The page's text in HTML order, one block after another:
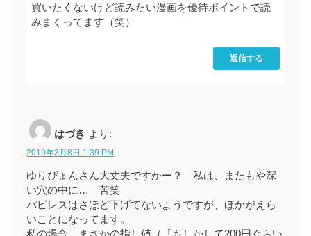
買いたくないけど読みたい漫画を優待ポイントで読
みまくってます（笑）
返信する
はづき より:
2019年3月8日 1:39 PM
ゆりぴょんさん大丈夫ですかー？ 私は、またもや深
い穴の中に… 苦笑
パピレスはさほど下げてないようですが、ほかがえら
いことになってます。
私の場合、まさかの指し値（「もしかして200円ぐらい